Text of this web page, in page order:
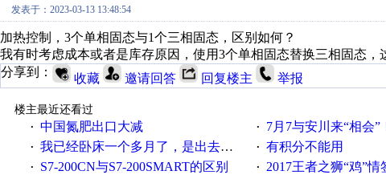
发表于：2023-03-13 13:48:54
加热控制，3个单相固态与1个三相固态，区别如何？
我有时考虑成本或者是库存原因，使用3个单相固态替换三相固态，
分享到：
收藏 邀请回答 回复楼主 举报
楼主最近还看过
· 中国氮肥出口大减 · 7月7与安川来“相会”
· 我已经卧床一个多月了，是出去安装机械手在高速遭遇车祸所致:大家工作都要特别注意啊 · 有积分不能用
· S7-200CN与S7-200SMART的区别 · 2017王者之狮“鸡”情签到帖！及时